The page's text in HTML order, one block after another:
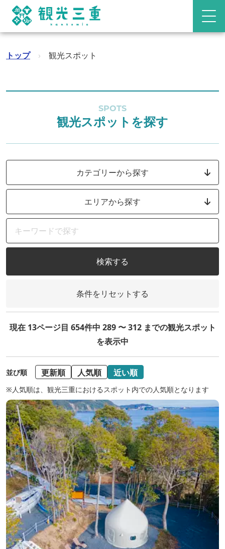
トップ › 観光スポット
SPOTS
観光スポットを探す
カテゴリーから探す
エリアから探す
検索する
条件をリセットする
現在 13ページ目 654件中 289 〜 312 までの観光スポット
を表示中
並び順 更新順 人気順 近い順
※人気順は、観光三重におけるスポット内での人気順となります